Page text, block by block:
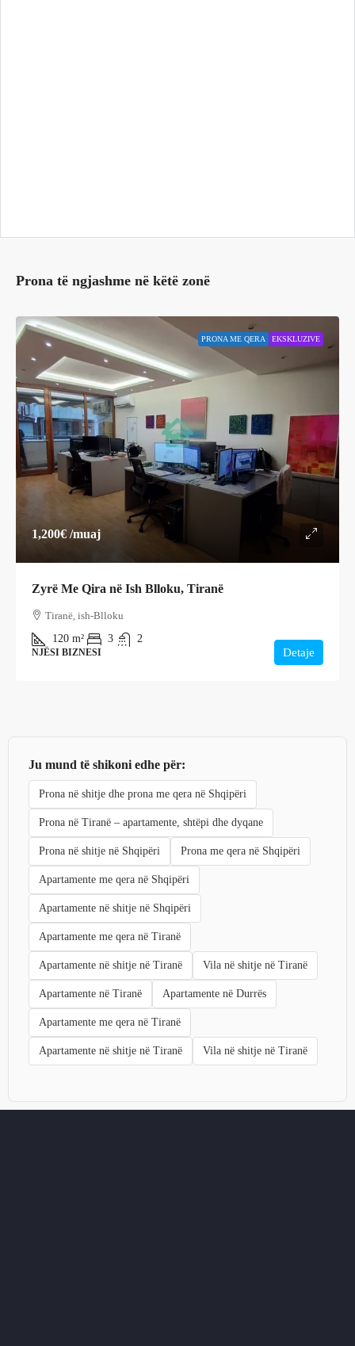
Prona të ngjashme në këtë zonë
PRONA ME QERA EKSKLUZIVE
1,200€ /muaj
Zyrë Me Qira në Ish Blloku, Tiranë
Tiranë, ish-Blloku
120 m² 3 2
NJËSI BIZNESI Detaje
Ju mund të shikoni edhe për:
Prona në shitje dhe prona me qera në Shqipëri
Prona në Tiranë – apartamente, shtëpi dhe dyqane
Prona në shitje në Shqipëri Prona me qera në Shqipëri
Apartamente me qera në Shqipëri
Apartamente në shitje në Shqipëri
Apartamente me qera në Tiranë
Apartamente në shitje në Tiranë Vila në shitje në Tiranë
Apartamente në Tiranë Apartamente në Durrës
Apartamente me qera në Tiranë
Apartamente në shitje në Tiranë Vila në shitje në Tiranë